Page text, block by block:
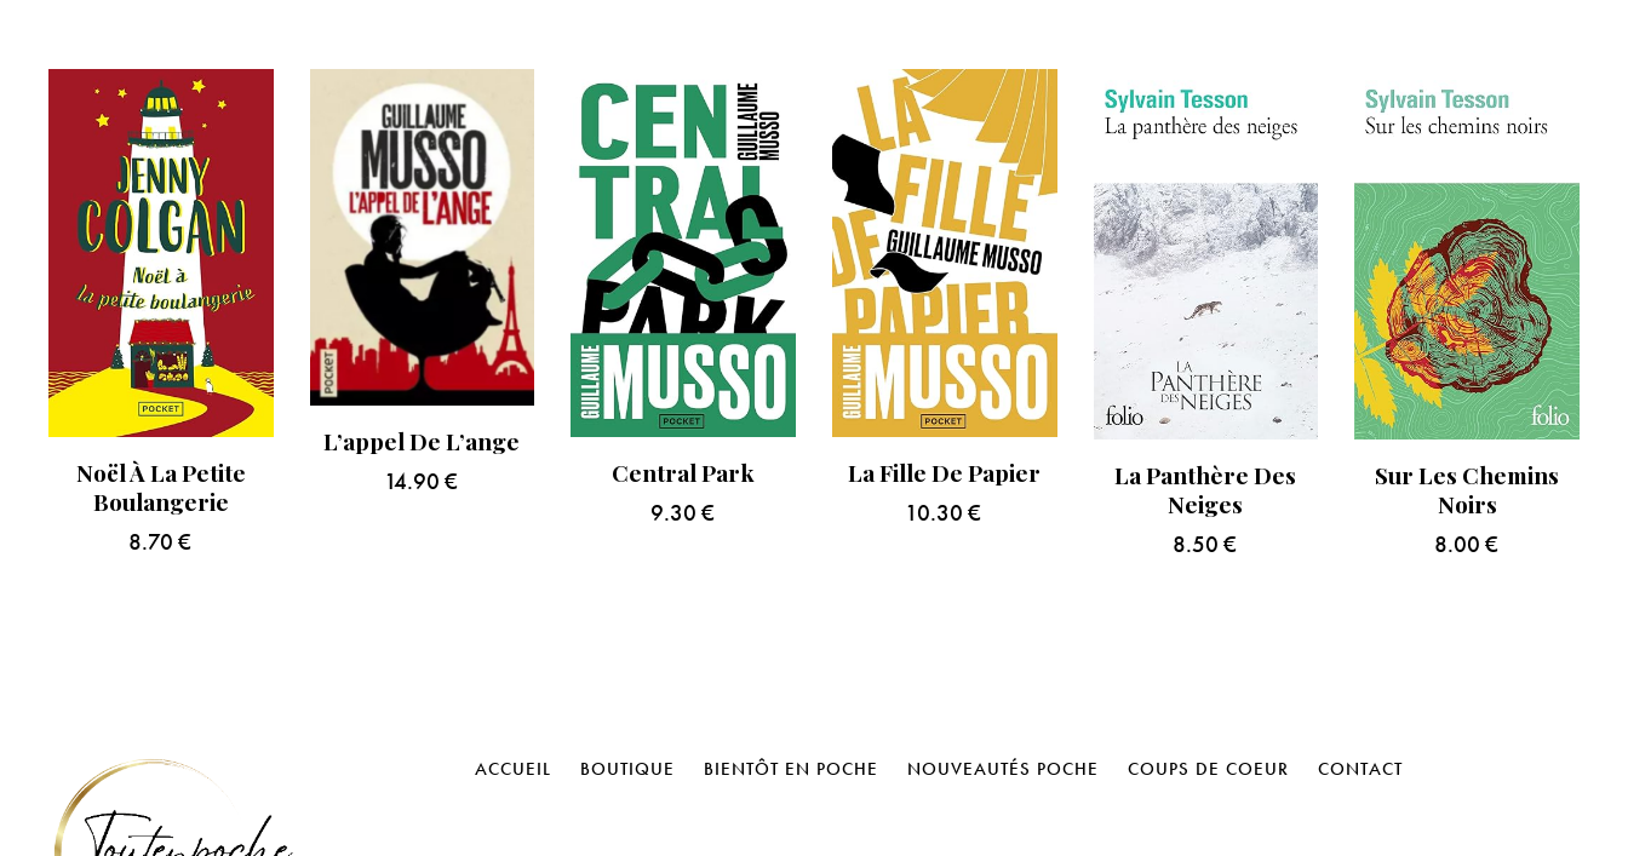
Noël À La Petite
Boulangerie
8.70 €
L’appel De L’ange
14.90 € Central Park
9.30 €
La Fille De Papier
10.30€
La Panthère Des
Neiges
8.50 €
Sur Les Chemins
Noirs
8.00 €
ACCUEIL BOUTIQUE BIENTÔT EN POCHE NOUVEAUTÉS POCHE COUPS DE COEUR CONTACT